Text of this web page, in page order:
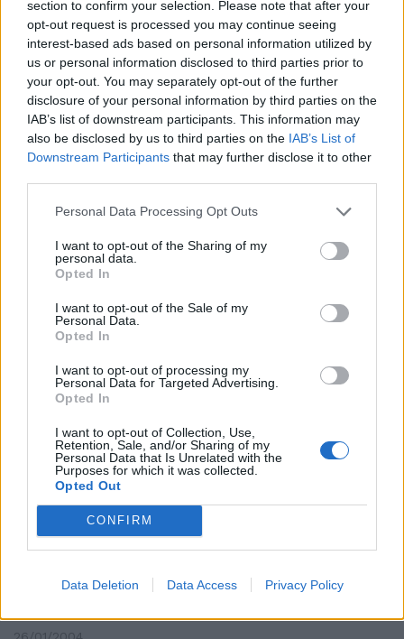
section to confirm your selection. Please note that after your
opt-out request is processed you may continue seeing
interest-based ads based on personal information utilized by
us or personal information disclosed to third parties prior to
your opt-out. You may separately opt-out of the further
disclosure of your personal information by third parties on the
IAB’s list of downstream participants. This information may
also be disclosed by us to third parties on the IAB’s List of
Downstream Participants that may further disclose it to other
Personal Data Processing Opt Outs
I want to opt-out of the Sharing of my
personal data.
Opted In
I want to opt-out of the Sale of my
Personal Data.
Opted In
I want to opt-out of processing my
Personal Data for Targeted Advertising.
Opted In
I want to opt-out of Collection, Use,
Retention, Sale, and/or Sharing of my
Personal Data that Is Unrelated with the
Purposes for which it was collected.
Opted Out
CONFIRM
Data Deletion Data Access Privacy Policy
28/12/2004
Una prese nome maschile,
l'altra apprezzava «frusta e
harem»
OLTRE all'assenza di Stam,
Mancini deve fare i conti con il
con uno stiramento muscolare.
19/04/2004
dal 13 aprile al 9 maggio Franca
Valeri sarà all'Eliseo di Roma con
06/04/2004
LA JUVENTUS ALLE PRESE CON
IL PROCESSO PER DOPING E i